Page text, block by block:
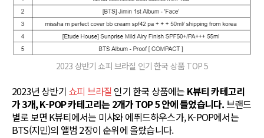
2023 상반기 쇼피 브라질 인기 한국 상품 TOP 5
2023년 상반기 쇼피 브라질 인기 한국 상품에는 K뷰티 카테고리
가 3개, K-POP 카테고리는 2개가 TOP 5 안에 들었습니다.브랜드
별로 보면 K뷰티에서는 미샤와 에뛰드하우스가, K-POP에서는
BTS(지민)의 앨범 2장이 순위에 올랐습니다.